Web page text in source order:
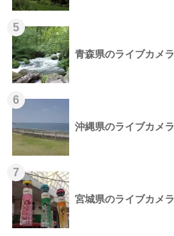
5
青森県のライブカメラ
6
沖縄県のライブカメラ
7
宮城県のライブカメラ